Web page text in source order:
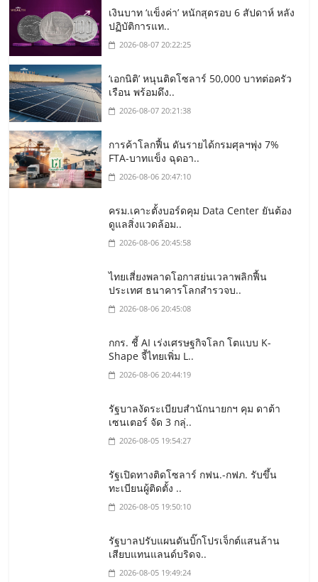
เงินบาท ‘แข็งค่า’ หนักสุดรอบ 6 สัปดาห์ หลัง
ปฏิบัติการแท..
2026-08-07 20:22:25
‘เอกนิติ’ หนุนติดโซลาร์ 50,000 บาทต่อครัว
เรือน พร้อมดึง..
2026-08-07 20:21:38
การค้าโลกฟื้น ดันรายได้กรมศุลฯพุ่ง 7%
FTA-บาทแข็ง ฉุดอา..
2026-08-06 20:47:10
ครม.เคาะตั้งบอร์ดคุม Data Center ยันต้อง
ดูแลสิ่งแวดล้อม..
2026-08-06 20:45:58
ไทยเสี่ยงพลาดโอกาสย่นเวลาพลิกฟื้น
ประเทศ ธนาคารโลกสำรวจบ..
2026-08-06 20:45:08
กกร. ชี้ AI เร่งเศรษฐกิจโลก โตแบบ K-
Shape จี้ไทยเพิ่ม L..
2026-08-06 20:44:19
รัฐบาลงัดระเบียบสำนักนายกฯ คุม ดาต้า
เซนเตอร์ จัด 3 กลุ่..
2026-08-05 19:54:27
รัฐเปิดทางติดโซลาร์ กฟน.-กฟภ. รับขึ้น
ทะเบียนผู้ติดตั้ง ..
2026-08-05 19:50:10
รัฐบาลปรับแผนดันบิ๊กโปรเจ็กต์แสนล้าน
เสียบแทนแลนด์บริดจ..
2026-08-05 19:49:24